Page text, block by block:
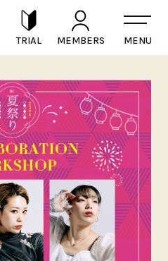
TRIAL MEMBERS